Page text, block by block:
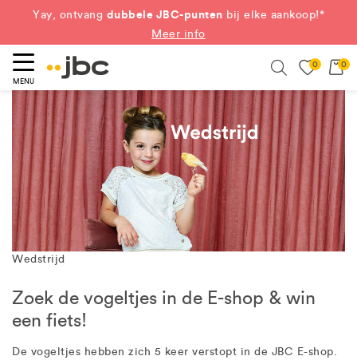
Yay, ontvang dubbele JBC-punten bij elke aankoop!*
Meer info
MENU
0 0
Wedstrijd
Zoek de vogeltjes in de E-shop & win
een fiets!
De vogeltjes hebben zich 5 keer verstopt in de JBC E-shop.